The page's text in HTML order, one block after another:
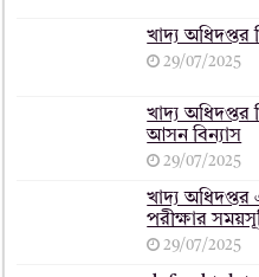
খাদ্য অধিদপ্তর
29/07/2025
খাদ্য অধিদপ্তর
আসন বিন্যাস
29/07/2025
খাদ্য অধিদপ্তর
পরীক্ষার
29/07/2025